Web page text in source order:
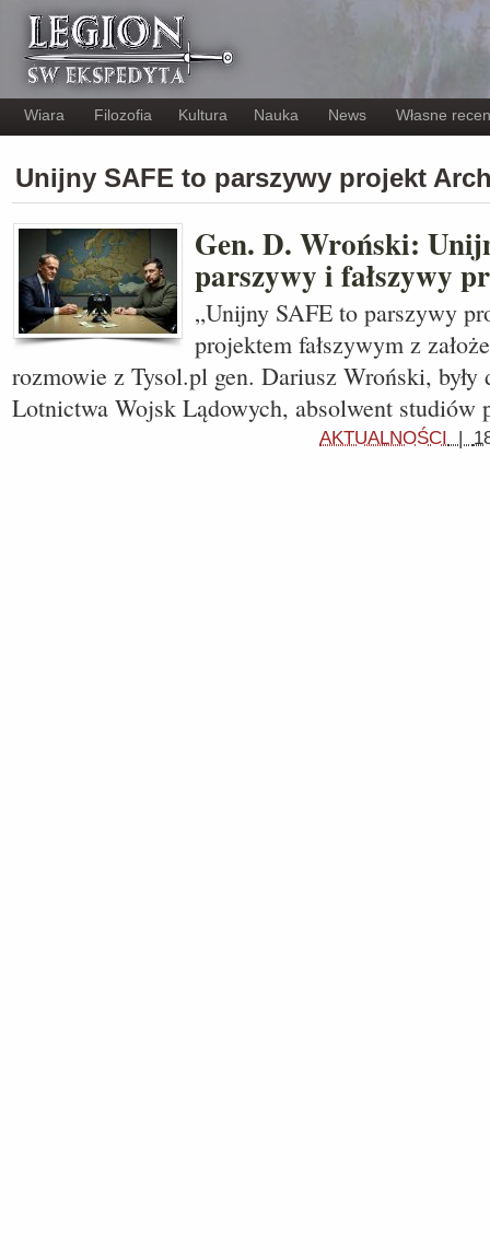
Wiara Filozofia Kultura Nauka News Własne
Unijny SAFE to parszywy projekt
Gen. D. Wroński:
parszywy i fałszywy
„Unijny SAFE to parszywy
projektem fałszywym z
rozmowie z Tysol.pl gen. Dariusz Wroński, były
Lotnictwa Wojsk Lądowych, absolwent
AKTUALNOŚCI |